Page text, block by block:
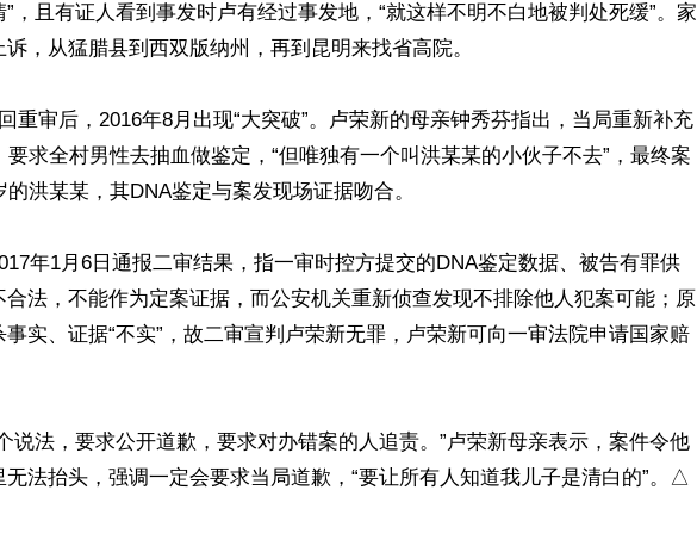
，且有证人看到事发时卢有经过事发地，“就这样不明不白地被判处死缓”。家
诉，从猛腊县到西双版纳州，再到昆明来找省高院。
重审后，2016年8月出现“大突破”。卢荣新的母亲钟秀芬指出，当局重新补充
要求全村男性去抽血做鉴定，“但唯独有一个叫洪某某的小伙子不去”，最终案
洪某某，其DNA鉴定与案发现场证据吻合。
年1月6日通报二审结果，指一审时控方提交的DNA鉴定数据、被告有罪供
合法，不能作为定案证据，而公安机关重新侦查发现不排除他人犯案可能；原
事实、证据“不实”，故二审宣判卢荣新无罪，卢荣新可向一审法院申请国家赔
说法，要求公开道歉，要求对办错案的人追责。”卢荣新母亲表示，案件令他
无法抬头，强调一定会要求当局道歉，“要让所有人知道我儿子是清白的”。△